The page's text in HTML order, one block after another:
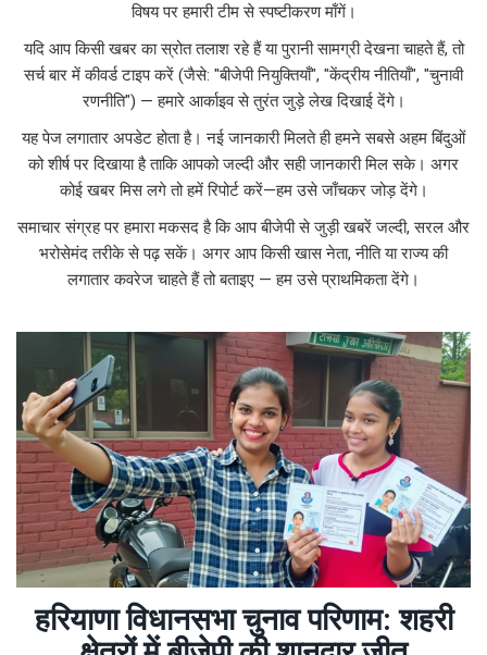
विषय पर हमारी टीम से स्पष्टीकरण माँगें।
यदि आप किसी खबर का स्रोत तलाश रहे हैं या पुरानी सामग्री देखना चाहते हैं, तो
सर्च बार में कीवर्ड टाइप करें (जैसे: "बीजेपी नियुक्तियाँ", "केंद्रीय नीतियाँ", "चुनावी
रणनीति") — हमारे आर्काइव से तुरंत जुड़े लेख दिखाई देंगे।
यह पेज लगातार अपडेट होता है। नई जानकारी मिलते ही हमने सबसे अहम बिंदुओं
को शीर्ष पर दिखाया है ताकि आपको जल्दी और सही जानकारी मिल सके। अगर
कोई खबर मिस लगे तो हमें रिपोर्ट करें—हम उसे जाँचकर जोड़ देंगे।
समाचार संग्रह पर हमारा मकसद है कि आप बीजेपी से जुड़ी खबरें जल्दी, सरल और
भरोसेमंद तरीके से पढ़ सकें। अगर आप किसी खास नेता, नीति या राज्य की
लगातार कवरेज चाहते हैं तो बताइए — हम उसे प्राथमिकता देंगे।
हरियाणा विधानसभा चुनाव परिणाम: शहरी